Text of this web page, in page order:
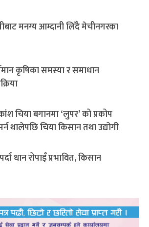
मनग्य आम्दानी लिँदै मेचीनगरका
चिया बगानमा ‘लुपर’ को प्रकोप
थालेपछि चिया किसान तथा उद्योगी
धान रोपाइँ प्रभावित, किसान